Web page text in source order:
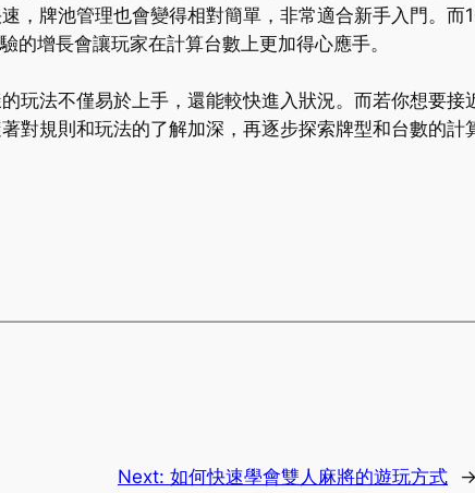
，牌池管理也會變得相對簡單，非常適合新手入門。而
增長會讓玩家在計算台數上更加得心應手。
玩法不僅易於上手，還能較快進入狀況。而若你想要接
對規則和玩法的了解加深，再逐步探索牌型和台數的計
Next: 如何快速學會雙人麻將的遊玩方式 →